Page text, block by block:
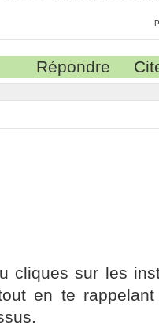
Répondre
cliques sur les
en te